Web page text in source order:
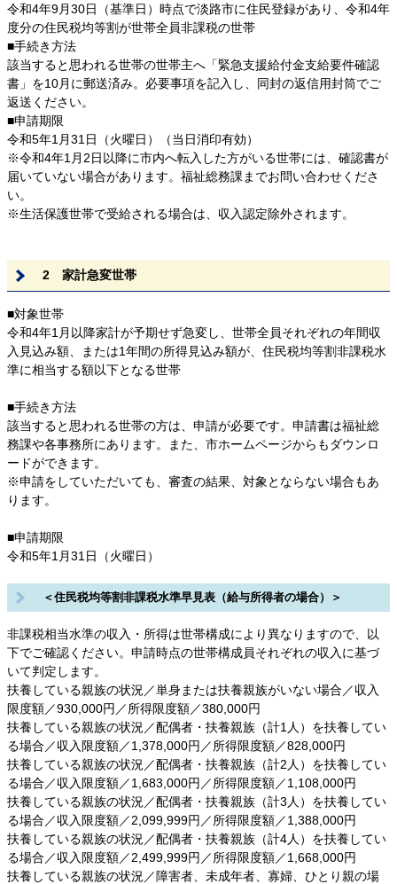
令和4年9月30日（基準日）時点で淡路市に住民登録があり、令和4年
度分の住民税均等割が世帯全員非課税の世帯
■手続き方法
該当すると思われる世帯の世帯主へ「緊急支援給付金支給要件確認
書」を10月に郵送済み。必要事項を記入し、同封の返信用封筒でご
返送ください。
■申請期限
令和5年1月31日（火曜日）（当日消印有効）
※令和4年1月2日以降に市内へ転入した方がいる世帯には、確認書が
届いていない場合があります。福祉総務課までお問い合わせくださ
い。
※生活保護世帯で受給される場合は、収入認定除外されます。
2 家計急変世帯
■対象世帯
令和4年1月以降家計が予期せず急変し、世帯全員それぞれの年間収
入見込み額、または1年間の所得見込み額が、住民税均等割非課税水
準に相当する額以下となる世帯
■手続き方法
該当すると思われる世帯の方は、申請が必要です。申請書は福祉総
務課や各事務所にあります。また、市ホームページからもダウンロ
ードができます。
※申請をしていただいても、審査の結果、対象とならない場合もあ
ります。
■申請期限
令和5年1月31日（火曜日）
＜住民税均等割非課税水準早見表（給与所得者の場合）＞
非課税相当水準の収入・所得は世帯構成により異なりますので、以
下でご確認ください。申請時点の世帯構成員それぞれの収入に基づ
いて判定します。
扶養している親族の状況／単身または扶養親族がいない場合／収入
限度額／930,000円／所得限度額／380,000円
扶養している親族の状況／配偶者・扶養親族（計1人）を扶養してい
る場合／収入限度額／1,378,000円／所得限度額／828,000円
扶養している親族の状況／配偶者・扶養親族（計2人）を扶養してい
る場合／収入限度額／1,683,000円／所得限度額／1,108,000円
扶養している親族の状況／配偶者・扶養親族（計3人）を扶養してい
る場合／収入限度額／2,099,999円／所得限度額／1,388,000円
扶養している親族の状況／配偶者・扶養親族（計4人）を扶養してい
る場合／収入限度額／2,499,999円／所得限度額／1,668,000円
扶養している親族の状況／障害者、未成年者、寡婦、ひとり親の場